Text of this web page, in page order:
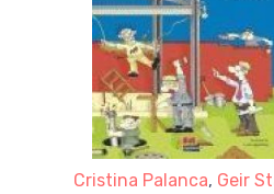
Cristina Palanca, Geir